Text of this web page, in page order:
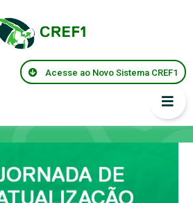
Acesse ao Novo Sistema CREF1